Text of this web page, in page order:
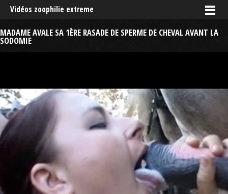
Vidéos zoophilie extreme
MADAME AVALE SA 1ÈRE RASADE DE SPERME DE CHEVAL AVANT LA
SODOMIE